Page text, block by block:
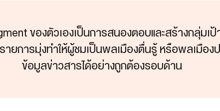
ของตัวเองเป็นการสนองตอบและสร้างกลุ่มเ
ายการมุ่งทำให้ผู้ชมเป็นพลเมืองตื่นรู้ หรือพลเมือง
ข้อมูลข่าวสารได้อย่างถูกต้องรอบด้าน